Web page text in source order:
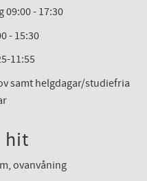
09:00 - 17:30
- 15:30
11:55
samt helgdagar/studiefria
hit
ovanvåning